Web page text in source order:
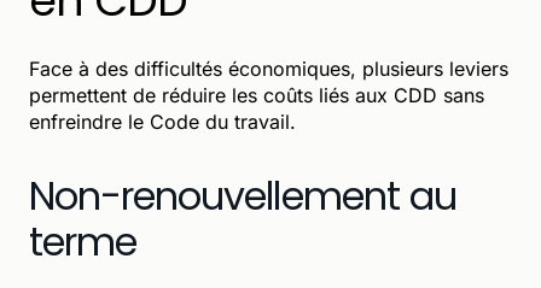
Face à des difficultés économiques, plusieurs leviers
permettent de réduire les coûts liés aux CDD sans
enfreindre le Code du travail.
Non-renouvellement au
terme